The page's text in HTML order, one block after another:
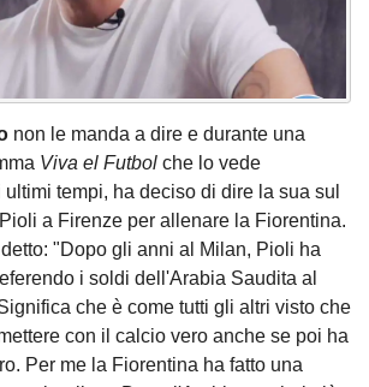
non le manda a dire e durante una
Viva el Futbol che lo vede
tempi, ha deciso di dire la sua sul
a Firenze per allenare la Fiorentina.
"Dopo gli anni al Milan, Pioli ha
i soldi dell'Arabia Saudita al
che è come tutti gli altri visto che
con il calcio vero anche se poi ha
Per me la Fiorentina ha fatto una